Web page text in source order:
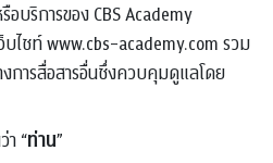
บริการของ CBS Academy
บไซท์ www.cbs-academy.com รวม
การสื่อสารอื่นซึ่งควบคุมดูแลโดย
า “ท่าน”